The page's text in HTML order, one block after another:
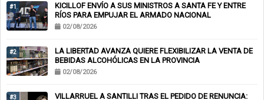
#1
KICILLOF ENVÍO A SUS MINISTROS A SANTA FE Y ENTRE
RÍOS PARA EMPUJAR EL ARMADO NACIONAL
02/08/2026
#2
LA LIBERTAD AVANZA QUIERE FLEXIBILIZAR LA VENTA DE
BEBIDAS ALCOHÓLICAS EN LA PROVINCIA
02/08/2026
#3
VILLARRUEL A SANTILLI TRAS EL PEDIDO DE RENUNCIA: